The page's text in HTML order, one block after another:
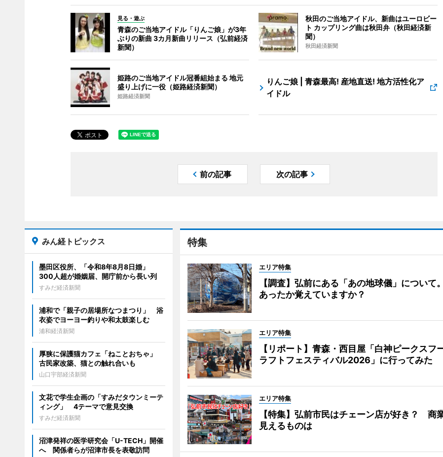
見る・遊ぶ
青森のご当地アイドル「りんご娘」が3年
ぶりの新曲 3カ月新曲リリース（弘前経済
新聞）
秋田のご当地アイドル、新曲はユーロビー
ト カップリング曲は秋田弁（秋田経済新
聞）
秋田経済新聞
姫路のご当地アイドル冠番組始まる 地元
盛り上げに一役（姫路経済新聞）
姫路経済新聞
りんご娘 | 青森最高! 産地直送! 地方活性化ア
イドル
前の記事 次の記事
特集
エリア特集
【調査】弘前にある「あの地球儀」について
あったか覚えていますか？
エリア特集
【リポート】青森・西目屋「白神ピークスフ
ラフトフェスティバル2026」に行ってみた
エリア特集
【特集】弘前市民はチェーン店が好き？ 商
見えるものは
みん経トピックス
墨田区役所、「令和8年8月8日婚」
300人超が婚姻届、開庁前から長い列
すみだ経済新聞
浦和で「親子の居場所なつまつり」 浴
衣姿でヨーヨー釣りや和太鼓楽しむ
浦和経済新聞
厚狭に保護猫カフェ「ねことおちゃ」
古民家改築、猫との触れ合いも
山口宇部経済新聞
文花で学生企画の「すみだタウンミーテ
ィング」 4テーマで意見交換
すみだ経済新聞
沼津発祥の医学研究会「U-TECH」開催
へ 関係者らが沼津市長を表敬訪問